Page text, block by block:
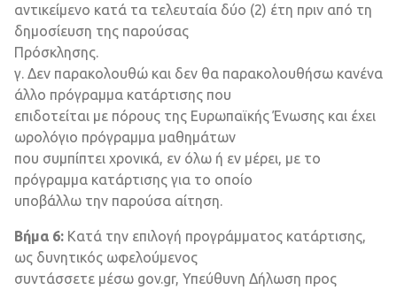
αντικείμενο κατά τα τελευταία δύο (2) έτη πριν από τη
δημοσίευση της παρούσας
Πρόσκλησης.
γ. Δεν παρακολουθώ και δεν θα παρακολουθήσω κανένα
άλλο πρόγραμμα κατάρτισης που
επιδοτείται με πόρους της Ευρωπαϊκής Ένωσης και έχει
ωρολόγιο πρόγραμμα μαθημάτων
που συμπίπτει χρονικά, εν όλω ή εν μέρει, με το
πρόγραμμα κατάρτισης για το οποίο
υποβάλλω την παρούσα αίτηση.
Βήμα 6: Κατά την επιλογή προγράμματος κατάρτισης,
ως δυνητικός ωφελούμενος
συντάσσετε μέσω gov.gr, Υπεύθυνη Δήλωση προς